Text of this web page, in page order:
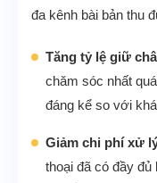
đa kênh bài bản thu
Tăng tỷ lệ giữ
chăm sóc nhất
đáng kể so với
Giảm chi phí xử
thoại đã có đầy đủ